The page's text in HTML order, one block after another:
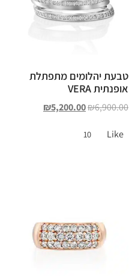
טבעת יהלומים מתפתלת
אופנתית VERA
₪6,900.00
₪5,200.00
Like
10